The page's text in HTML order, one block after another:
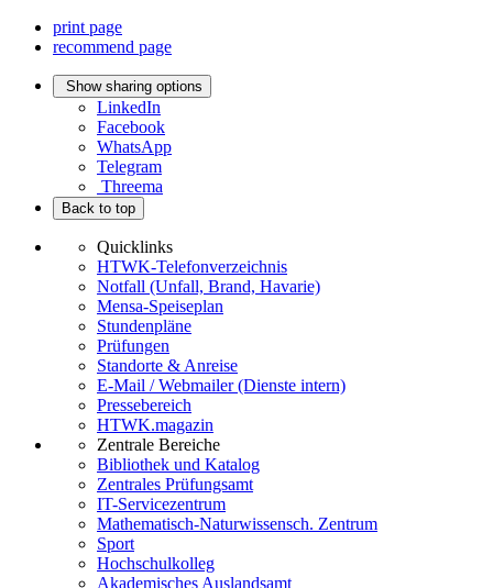
print page
recommend page
Show sharing options
LinkedIn
Facebook
WhatsApp
Telegram
Threema
Back to top
Quicklinks
HTWK-Telefonverzeichnis
Notfall (Unfall, Brand, Havarie)
Mensa-Speiseplan
Stundenpläne
Prüfungen
Standorte & Anreise
E-Mail / Webmailer (Dienste intern)
Pressebereich
HTWK.magazin
Zentrale Bereiche
Bibliothek und Katalog
Zentrales Prüfungsamt
IT-Servicezentrum
Mathematisch-Naturwissensch. Zentrum
Sport
Hochschulkolleg
Akademisches Auslandsamt